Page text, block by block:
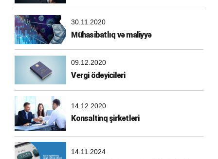
30.11.2020
Mühasibatlıq və maliyyə
09.12.2020
Vergi ödəyiciləri
14.12.2020
Konsaltinq şirkətləri
14.11.2024